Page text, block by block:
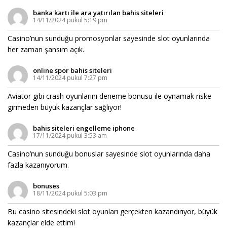
banka kartı ile ara yatırılan bahis siteleri
14/11/2024 pukul 5:19 pm
Casino’nun sunduğu promosyonlar sayesinde slot oyunlarında
her zaman şansım açık.
online spor bahis siteleri
14/11/2024 pukul 7:27 pm
Aviator gibi crash oyunlarını deneme bonusu ile oynamak riske
girmeden büyük kazançlar sağlıyor!
bahis siteleri engelleme iphone
17/11/2024 pukul 3:53 am
Casino’nun sunduğu bonuslar sayesinde slot oyunlarında daha
fazla kazanıyorum.
bonuses
18/11/2024 pukul 5:03 pm
Bu casino sitesindeki slot oyunları gerçekten kazandırıyor, büyük
kazançlar elde ettim!